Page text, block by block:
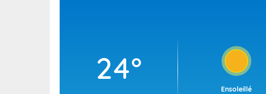
24°
Ensoleillé